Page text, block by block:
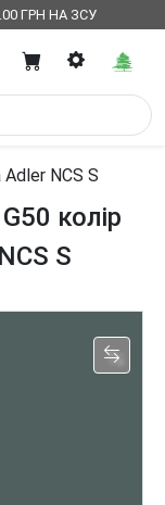
ГРН НА ЗСУ
NCS S
колір
S